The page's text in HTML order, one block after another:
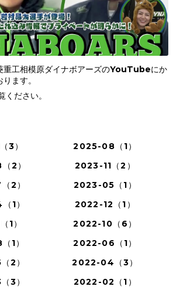
重工相模原ダイナボアーズのYouTubeにか
ます。
ください。
3）
2025-08（1）
2）
2023-11（2）
2）
2023-05（1）
1）
2022-12（1）
1）
2022-10（6）
1）
2022-06（1）
2）
2022-04（3）
3）
2022-02（1）